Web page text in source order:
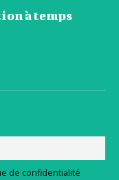
à temps
de confidentialité